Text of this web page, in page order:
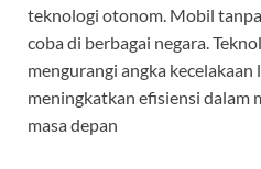
teknologi otonom. Mobil
coba di berbagai negara.
mengurangi angka
meningkatkan efisiensi dalam
masa depan